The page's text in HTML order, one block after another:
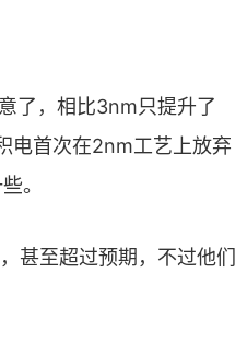
了，相比3nm只提升了
电首次在2nm工艺上放弃
。
至超过预期，不过他们